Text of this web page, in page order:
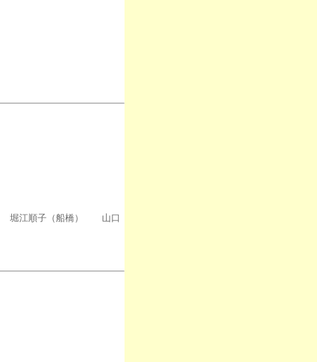
江順子（船橋） 山口